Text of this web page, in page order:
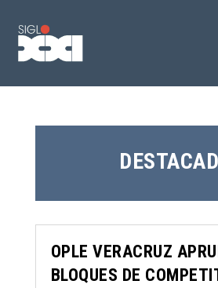
OPLE VERACRUZ
BLOQUES DE